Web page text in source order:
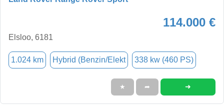
114.000 €
Elsloo, 6181
1.024 km Hybrid (Benzin/Elekt 338 kw (460 PS)
★ ➦ ➜